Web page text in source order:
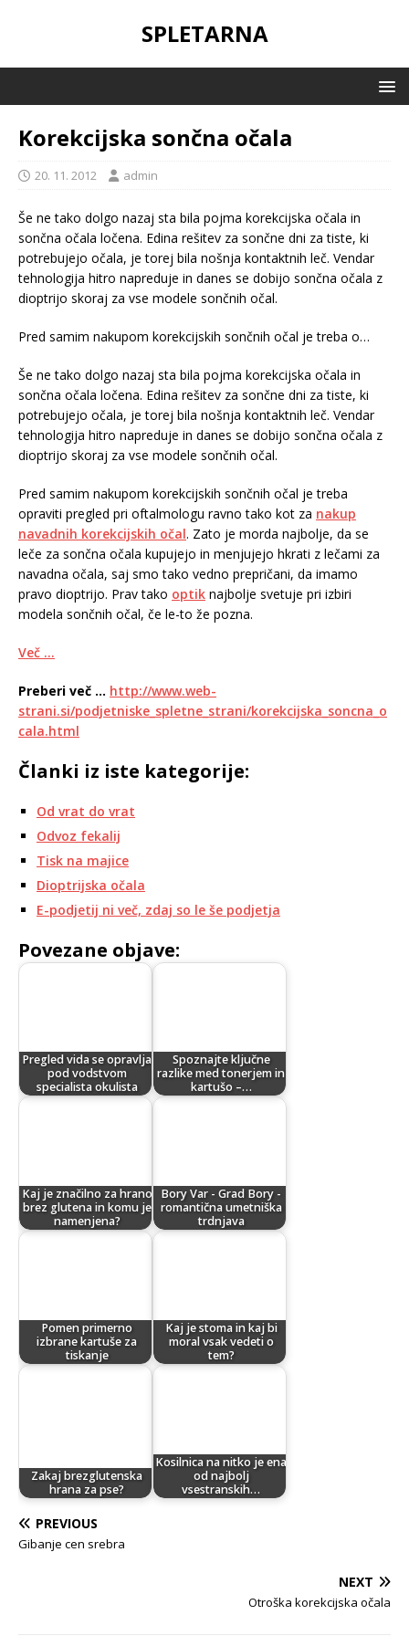
SPLETARNA
Korekcijska sončna očala
20. 11. 2012 admin
Še ne tako dolgo nazaj sta bila pojma korekcijska očala in
sončna očala ločena. Edina rešitev za sončne dni za tiste, ki
potrebujejo očala, je torej bila nošnja kontaktnih leč. Vendar
tehnologija hitro napreduje in danes se dobijo sončna očala z
dioptrijo skoraj za vse modele sončnih očal.
Pred samim nakupom korekcijskih sončnih očal je treba o…
Še ne tako dolgo nazaj sta bila pojma korekcijska očala in
sončna očala ločena. Edina rešitev za sončne dni za tiste, ki
potrebujejo očala, je torej bila nošnja kontaktnih leč. Vendar
tehnologija hitro napreduje in danes se dobijo sončna očala z
dioptrijo skoraj za vse modele sončnih očal.
Pred samim nakupom korekcijskih sončnih očal je treba
opraviti pregled pri oftalmologu ravno tako kot za nakup
navadnih korekcijskih očal. Zato je morda najbolje, da se
leče za sončna očala kupujejo in menjujejo hkrati z lečami za
navadna očala, saj smo tako vedno prepričani, da imamo
pravo dioptrijo. Prav tako optik najbolje svetuje pri izbiri
modela sončnih očal, če le-to že pozna.
Več …
Preberi več … http://www.web-
strani.si/podjetniske_spletne_strani/korekcijska_soncna_o
cala.html
Članki iz iste kategorije:
Od vrat do vrat
Odvoz fekalij
Tisk na majice
Dioptrijska očala
E-podjetij ni več, zdaj so le še podjetja
Povezane objave:
Pregled vida se opravlja
pod vodstvom
specialista okulista
Spoznajte ključne
razlike med tonerjem in
kartušo –…
Kaj je značilno za hrano
brez glutena in komu je
namenjena?
Bory Var - Grad Bory -
romantična umetniška
trdnjava
Pomen primerno
izbrane kartuše za
tiskanje
Kaj je stoma in kaj bi
moral vsak vedeti o
tem?
Zakaj brezglutenska
hrana za pse?
Kosilnica na nitko je ena
od najbolj
vsestranskih…
PREVIOUS
Gibanje cen srebra
NEXT
Otroška korekcijska očala